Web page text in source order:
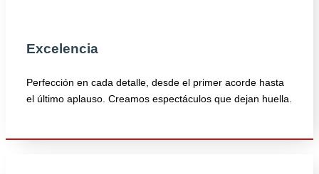
Excelencia
Perfección en cada detalle, desde el primer acorde hasta
el último aplauso. Creamos espectáculos que dejan huella.